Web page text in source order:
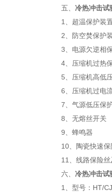
五、 冷热冲击试
1、超温保护装
2、防空焚保护
3、电源欠逆相
4、压缩机过热
5、压缩机高低
6、压缩机过电
7、气源低压保
8、无熔丝开关
9、蜂鸣器
10、陶瓷快速保
11、线路保险
六、 冷热冲击试
1、型号：HT/